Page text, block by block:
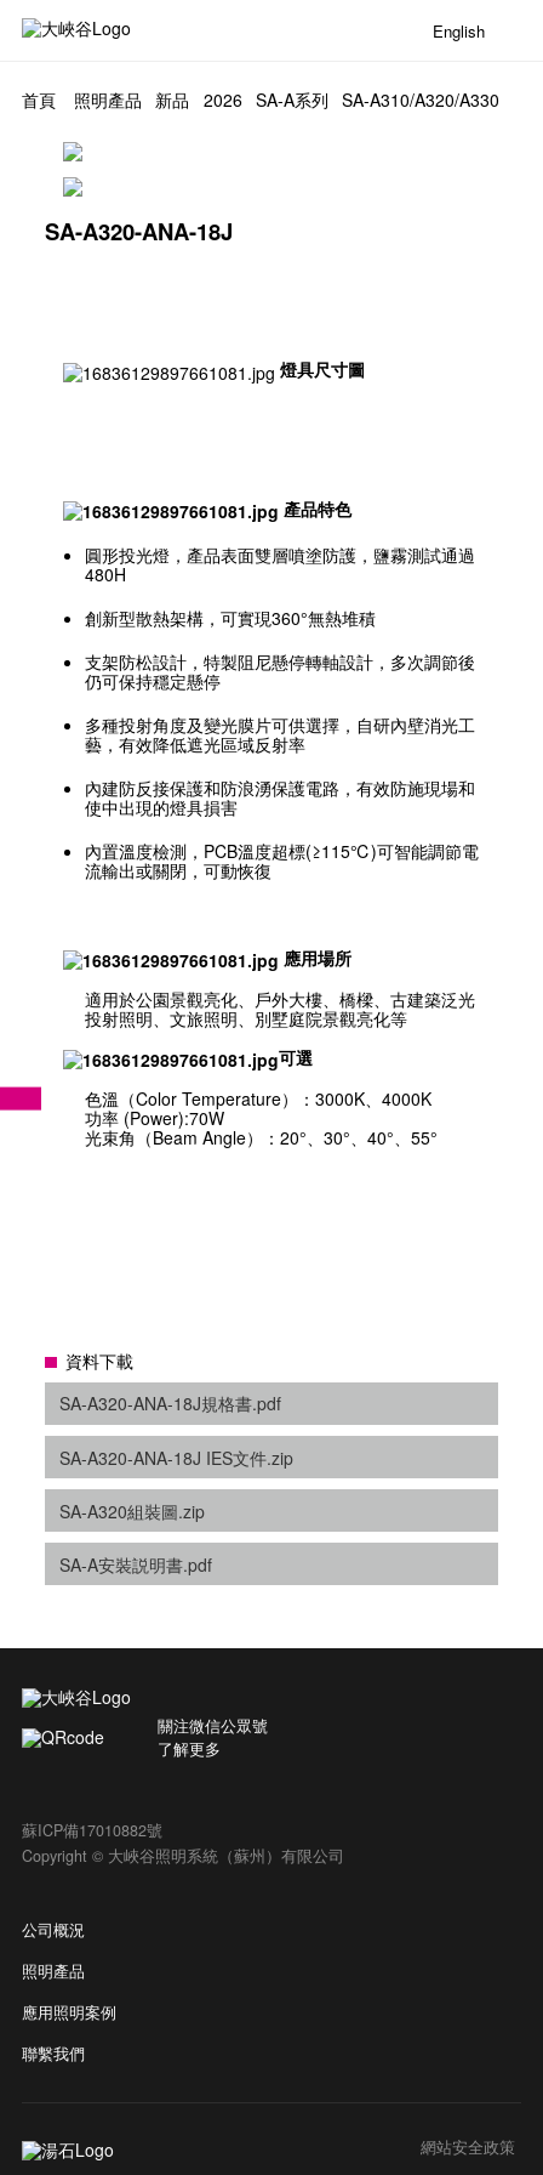
English
首頁 照明產品 新品 2026 SA-A系列 SA-A310/A320/A330
SA-A320-ANA-18J
燈具尺寸圖
產品特色
圓形投光燈，產品表面雙層噴塗防護，鹽霧測試通過
480H
創新型散熱架構，可實現360°無熱堆積
支架防松設計，特製阻尼懸停轉軸設計，多次調節後
仍可保持穩定懸停
多種投射角度及變光膜片可供選擇，自研內壁消光工
藝，有效降低遮光區域反射率
內建防反接保護和防浪湧保護電路，有效防施現場和
使中出現的燈具損害
內置溫度檢測，PCB溫度超標(≥115℃)可智能調節電
流輸出或關閉，可動恢復
應用場所
適用於公園景觀亮化、戶外大樓、橋樑、古建築泛光
投射照明、文旅照明、別墅庭院景觀亮化等
可選
色溫（Color Temperature）：3000K、4000K
功率 (Power):70W
光束角（Beam Angle）：20°、30°、40°、55°
資料下載
SA-A320-ANA-18J規格書.pdf
SA-A320-ANA-18J IES文件.zip
SA-A320組裝圖.zip
SA-A安裝説明書.pdf
關注微信公眾號
了解更多
蘇ICP備17010882號
Copyright © 大峽谷照明系統（蘇州）有限公司
公司概況
照明產品
應用照明案例
聯繫我們
網站安全政策